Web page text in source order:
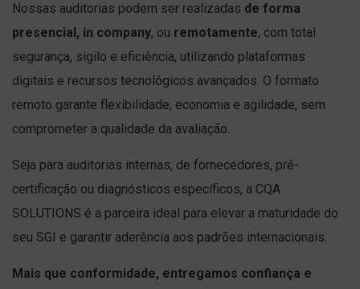
Nossas auditorias podem ser realizadas de forma
presencial, in company, ou remotamente, com total
segurança, sigilo e eficiência, utilizando plataformas
digitais e recursos tecnológicos avançados. O formato
remoto garante flexibilidade, economia e agilidade, sem
comprometer a qualidade da avaliação.
Seja para auditorias internas, de fornecedores, pré-
certificação ou diagnósticos específicos, a CQA
SOLUTIONS é a parceira ideal para elevar a maturidade do
seu SGI e garantir aderência aos padrões internacionais.
Mais que conformidade, entregamos confiança e